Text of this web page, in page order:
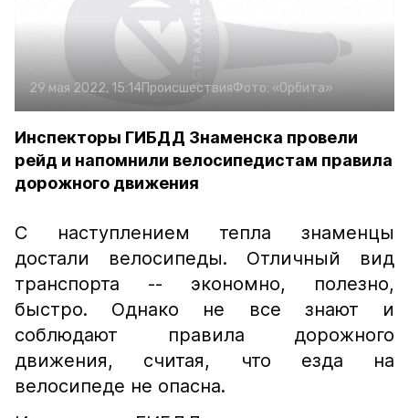
29 мая 2022, 15:14ПроисшествияФото: «Орбита»
Инспекторы ГИБДД Знаменска провели
рейд и напомнили велосипедистам правила
дорожного движения
С наступлением тепла знаменцы
достали велосипеды. Отличный вид
транспорта -- экономно, полезно,
быстро. Однако не все знают и
соблюдают правила дорожного
движения, считая, что езда на
велосипеде не опасна.